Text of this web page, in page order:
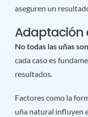
aseguren un
Adaptación
No todas las uñas
cada caso es
resultados.
Factores como la
uña natural influyen